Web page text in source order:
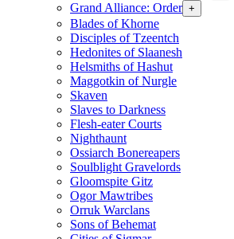
Grand Alliance: Order +
Blades of Khorne
Disciples of Tzeentch
Hedonites of Slaanesh
Helsmiths of Hashut
Maggotkin of Nurgle
Skaven
Slaves to Darkness
Flesh-eater Courts
Nighthaunt
Ossiarch Bonereapers
Soulblight Gravelords
Gloomspite Gitz
Ogor Mawtribes
Orruk Warclans
Sons of Behemat